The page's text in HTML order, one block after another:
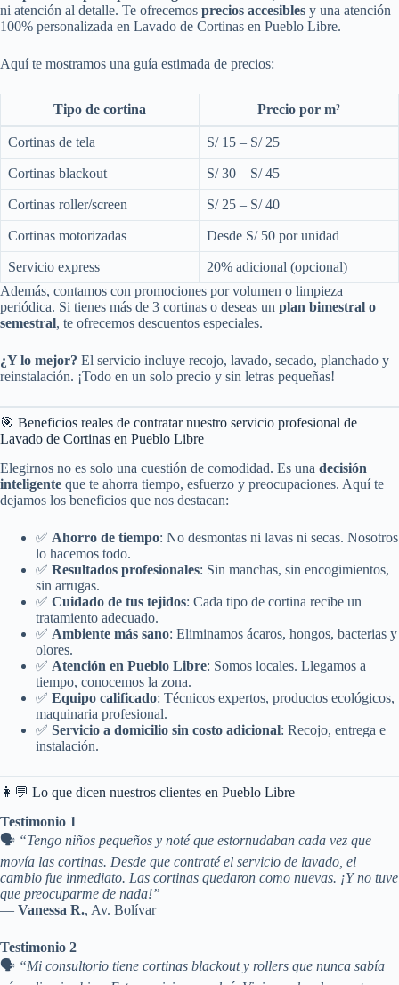
ni atención al detalle. Te ofrecemos precios accesibles y una atención
100% personalizada en Lavado de Cortinas en Pueblo Libre.
Aquí te mostramos una guía estimada de precios:
Tipo de cortina Precio por m²
Cortinas de tela S/ 15 – S/ 25
Cortinas blackout S/ 30 – S/ 45
Cortinas roller/screen S/ 25 – S/ 40
Cortinas motorizadas Desde S/ 50 por unidad
Servicio express
20% adicional (opcional)
Además, contamos con promociones por volumen o limpieza
periódica. Si tienes más de 3 cortinas o deseas un plan bimestral o
semestral, te ofrecemos descuentos especiales.
¿Y lo mejor? El servicio incluye recojo, lavado, secado, planchado y
reinstalación. ¡Todo en un solo precio y sin letras pequeñas!
🎯 Beneficios reales de contratar nuestro servicio profesional de
Lavado de Cortinas en Pueblo Libre
Elegirnos no es solo una cuestión de comodidad. Es una decisión
inteligente que te ahorra tiempo, esfuerzo y preocupaciones. Aquí te
dejamos los beneficios que nos destacan:
✅ Ahorro de tiempo: No desmontas ni lavas ni secas. Nosotros
lo hacemos todo.
✅ Resultados profesionales: Sin manchas, sin encogimientos,
sin arrugas.
✅ Cuidado de tus tejidos: Cada tipo de cortina recibe un
tratamiento adecuado.
✅ Ambiente más sano: Eliminamos ácaros, hongos, bacterias y
olores.
✅ Atención en Pueblo Libre: Somos locales. Llegamos a
tiempo, conocemos la zona.
✅ Equipo calificado: Técnicos expertos, productos ecológicos,
maquinaria profesional.
✅ Servicio a domicilio sin costo adicional: Recojo, entrega e
instalación.
👩‍💬 Lo que dicen nuestros clientes en Pueblo Libre
Testimonio 1
🗣️ “Tengo niños pequeños y noté que estornudaban cada vez que
movía las cortinas. Desde que contraté el servicio de lavado, el
cambio fue inmediato. Las cortinas quedaron como nuevas. ¡Y no tuve
que preocuparme de nada!”
— Vanessa R., Av. Bolívar
Testimonio 2
🗣️ “Mi consultorio tiene cortinas blackout y rollers que nunca sabía